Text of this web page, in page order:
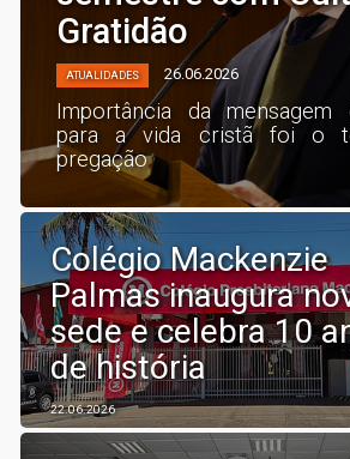
Gratidão
ATUALIDADES 26.06.2026
Importância da mensagem
para a vida cristã foi o
pregação
Colégio Mackenzie
Palmas inaugura
sede e celebra 10
de história
22.06.2026